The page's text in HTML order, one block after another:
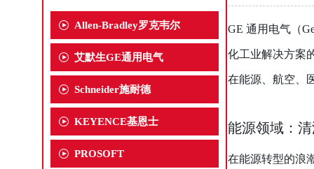
Allen-Bradley罗克韦尔
艾默生GE通用电气
Schneider施耐德
KEYENCE基恩士
PROSOFT
GE 通用电气（
化工业解决方案
在能源、航空、
能源领域：
在能源转型的浪